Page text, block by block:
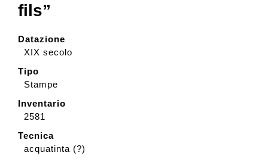
English
fils”
Datazione
XIX secolo
Tipo
Stampe
Inventario
2581
Tecnica
acquatinta (?)